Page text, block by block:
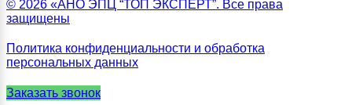
© 2026 «АНО ЭПЦ “ТОП ЭКСПЕРТ”. Все права
защищены
Политика конфиденциальности и обработка
персональных данных
Заказать звонок